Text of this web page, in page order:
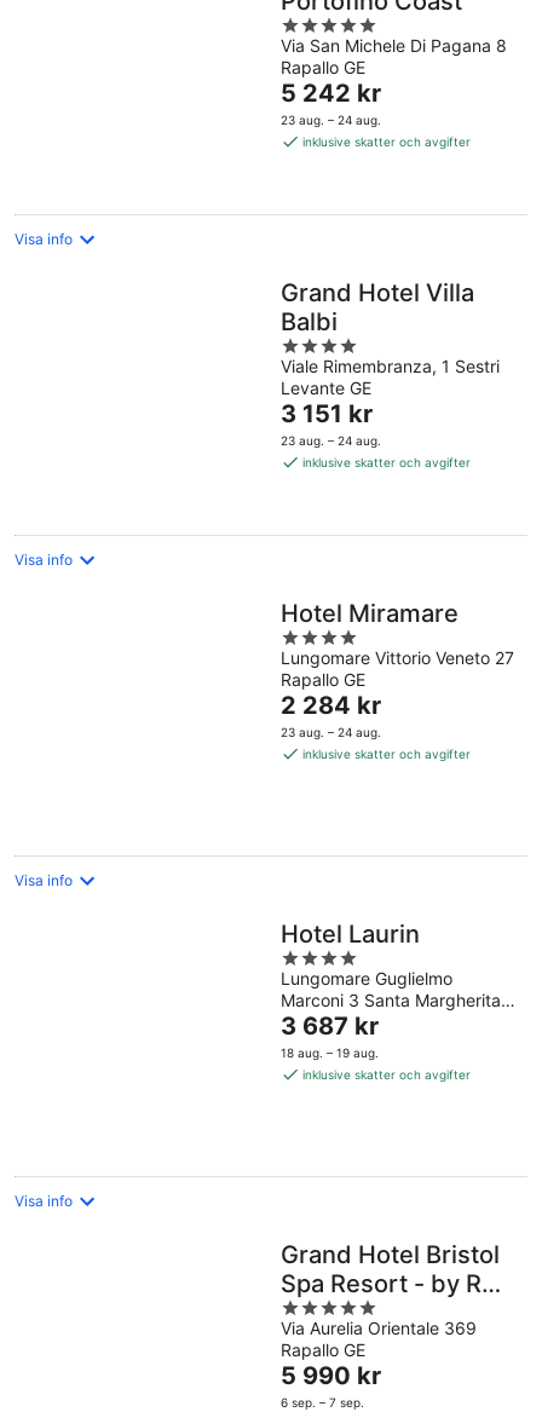
5
out
of
5
Via San Michele Di Pagana 8
Rapallo GE
Priset
är
5 242 kr
5 242 kr
23 aug. – 24 aug.
inklusive skatter och avgifter
Visa info
Grand Hotel Villa
Balbi
4
out
of
5
Viale Rimembranza, 1 Sestri
Levante GE
Priset
är
3 151 kr
3 151 kr
23 aug. – 24 aug.
inklusive skatter och avgifter
Visa info
Hotel Miramare
4
out
of
5
Lungomare Vittorio Veneto 27
Rapallo GE
Priset
är
2 284 kr
2 284 kr
23 aug. – 24 aug.
inklusive skatter och avgifter
Visa info
Hotel Laurin
4
out
of
5
Lungomare Guglielmo
Marconi 3 Santa Margherita
Ligure GE
Priset
är
3 687 kr
3 687 kr
18 aug. – 19 aug.
inklusive skatter och avgifter
Visa info
Grand Hotel Bristol
Spa Resort - by R
Collection Hotels
5
out
of
5
Via Aurelia Orientale 369
Rapallo GE
Priset
är
5 990 kr
6 sep. – 7 sep.